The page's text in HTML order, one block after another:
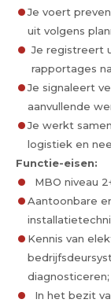
Je voert
uit volgens
Je registreert
rapportages
Je signaleert
aanvullende
Je werkt
logistiek en
Functie-eisen:
MBO niveau
Aantoonbare
Kennis van
diagnosticeren;
In het bezit